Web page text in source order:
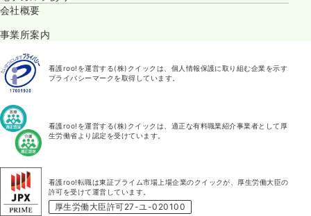
会社概要
事業所案内
看護roo!を運営する(株)クイックは、個人情報保護に取り組む企業を示す
プライバシーマークを取得しています。
看護roo!を運営する(株)クイックは、適正な有料職業紹介事業者として厚
生労働省より認定を受けています。
看護roo!転職は東証プライム市場上場企業のクイックが、厚生労働大臣の
許可を受けて運営しています。
厚生労働大臣許可27-ユ-020100